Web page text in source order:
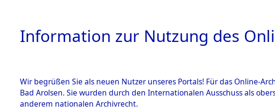
HOME BESTANDSBESCHREIBUNG
Information zur Nutzung des
Wir begrüßen Sie als neuen Nutzer unseres Portals! Für das Online-
Bad Arolsen. Sie wurden durch den Internationalen Ausschuss als
anderem nationalen Archivrecht.